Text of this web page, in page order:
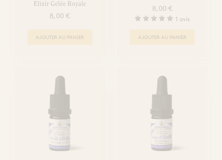
Elixir Gelée Royale
8,00 €
AJOUTER AU PANIER
8,00 €
1 avis
AJOUTER AU PANIER